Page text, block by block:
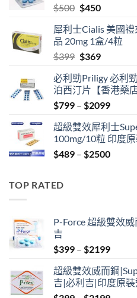
$500 Original
was:
$500.
$450Current
is:
$450.
犀利士Cialis 美國
品 20mg 1盒/4粒
$399 Original
was:
$399.
$369Current
is:
$369.
必利勁Priligy 必利
泊西汀片【香港藥
$799 – $2099Price
$799
$2099
超級雙效犀利士
100mg/10粒 印度
$489 – $2500Price
TOP RATED
P-Force 超級雙效
吉
$399 – $2199Price
$399
超級雙效威而鋼
吉|必利吉|印度原